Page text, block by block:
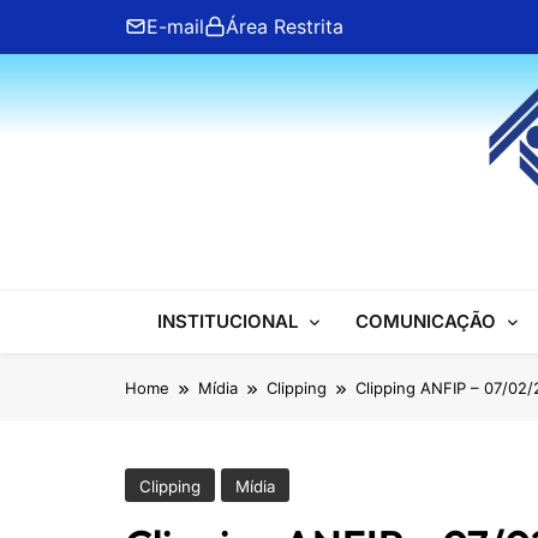
content
E-mail Área Restrita
ANFIP Nacional
INSTITUCIONAL COMUNICAÇÃO
Home Mídia Clipping Clipping ANFIP – 07/
Clipping Mídia